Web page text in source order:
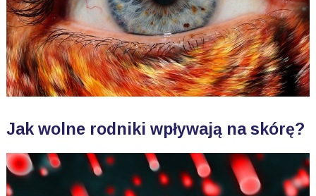
Jak wolne rodniki wpływają na skórę?